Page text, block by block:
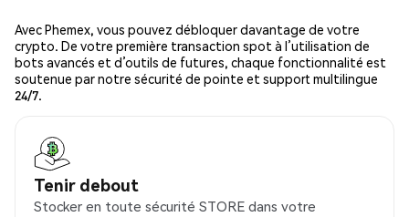
Avec Phemex, vous pouvez débloquer davantage de votre
crypto. De votre première transaction spot à l’utilisation de
bots avancés et d’outils de futures, chaque fonctionnalité est
soutenue par notre sécurité de pointe et support multilingue
24/7.
Tenir debout
Stocker en toute sécurité STORE dans votre